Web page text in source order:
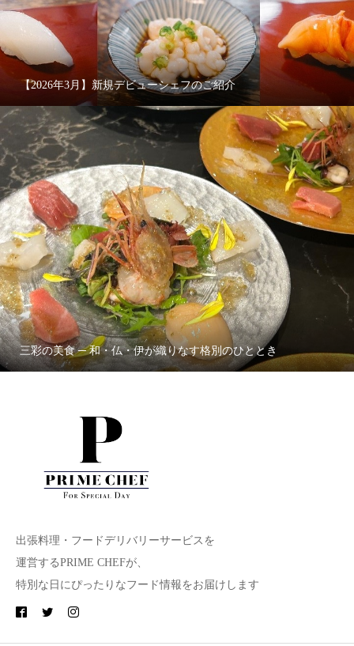
【2026年3月】新規デビューシェフのご紹介
三彩の美食 ─ 和・仏・伊が織りなす格別のひととき
出張料理・フードデリバリーサービスを
運営するPRIME CHEFが、
特別な日にぴったりなフード情報をお届けします